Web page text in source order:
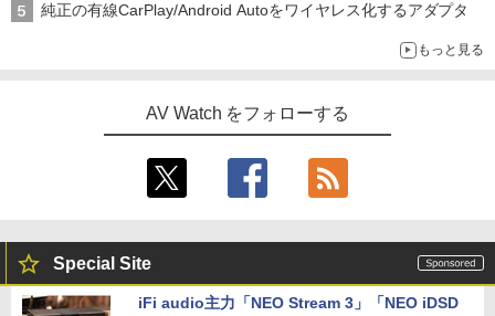
純正の有線CarPlay/Android Autoをワイヤレス化するアダプタ
もっと見る
AV Watch をフォローする
Special Site
iFi audio主力「NEO Stream 3」「NEO iDSD